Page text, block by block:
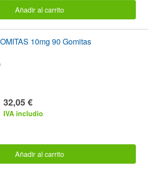
Añadir al carrito
10mg 90 Gomitas
32,05 €
IVA includio
Añadir al carrito